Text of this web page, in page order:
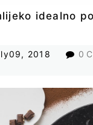
idealno
09, 2018 0